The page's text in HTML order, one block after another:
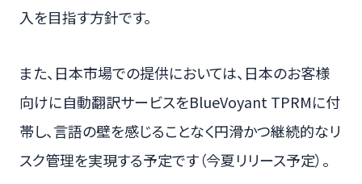
入を目指す方針です。
また、日本市場での提供においては、日本のお客様
向けに自動翻訳サービスをBlueVoyant TPRMに付
帯し、言語の壁を感じることなく円滑かつ継続的なリ
スク管理を実現する予定です（今夏リリース予定）。